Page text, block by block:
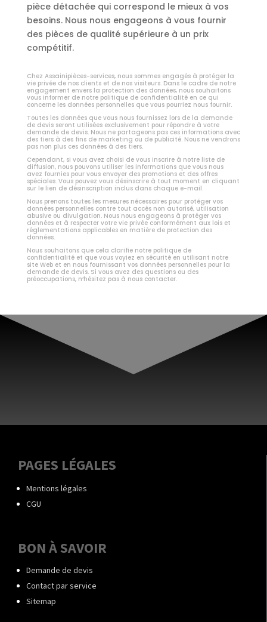
pièce détachée qui correspond le mieux à vos
besoins. Nous nous engageons à vous fournir
des pièces de qualité supérieure à un prix
compétitif.
Chez Assainipièces-services, nous sommes engagés à protéger la
vie privée de nos clients et de nos visiteurs. Dans le cadre de notre
engagement envers la protection des données, nous souhaitons
vous informer de notre politique de confidentialité en ce qui
concerne les données personnelles que vous pourriez nous fournir.
Toutes les données que vous nous fournissez lors de la demande
de devis seront utilisées exclusivement pour répondre à votre
demande de devis. Nous ne partageons pas ces informations avec
des tiers à des fins de marketing ou de publicité. Nous ne vendrons
pas non plus ces données à des tiers.
Cependant, si vous avez choisi de vous inscrire à notre liste de
diffusion, nous pouvons utiliser les informations que vous nous
avez fournies pour vous envoyer des promotions et des offres
spéciales. Vous pouvez vous désinscrire à tout moment en cliquant
sur le lien de désinscription inclus dans chaque e-mail.
Nous prenons toutes les mesures nécessaires pour protéger vos
données personnelles contre tout accès non autorisé, utilisation
abusive ou divulgation. Nous nous engageons à protéger vos
données et à respecter votre vie privée conformément aux lois et
réglementations applicables en matière de protection des
données.
Nous souhaitons que cela clarifie notre politique de
confidentialité et que vous voyiez en sécurité en utilisant notre
site Web et en nous fournissant vos données personnelles pour la
demande de devis. Si vous avez des questions ou des
préoccupations, n’hésitez pas à nous contacter.
PAGES LÉGALES
Mentions légales
CGU
BON À SAVOIR
Demande de devis
Contact par service
Sitemap